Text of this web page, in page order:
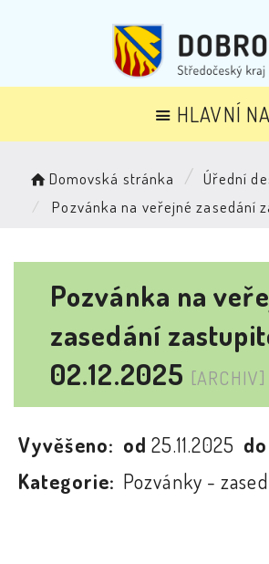
HLAVNÍ
Domovská stránka
Úřední
Pozvánka na veřejné zasedání
Pozvánka na
zasedání
02.12.2025 [ARCHIV]
Vyvěšeno: od25.11.2025 do
Kategorie: Pozvánky -